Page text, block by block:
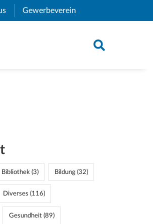
(External Link)
Gewerbeverein
Bibliothek (3) Bildung (32)
Diverses (116)
Gesundheit (89)